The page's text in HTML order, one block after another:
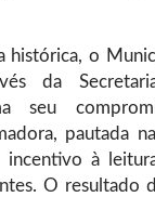
histórica, o
da
seu
pautada
incentivo à
O resultado